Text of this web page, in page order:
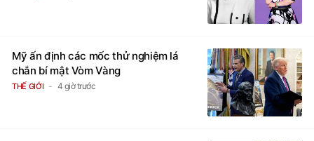
Mỹ ấn định các mốc thử nghiệm lá
chắn bí mật Vòm Vàng
THẾ GIỚI 4 giờ trước